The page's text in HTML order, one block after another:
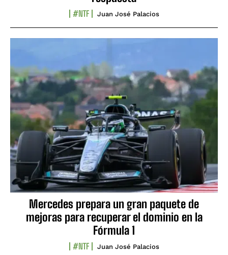
#NTF Juan José Palacios
Mercedes prepara un gran paquete de
mejoras para recuperar el dominio en la
Fórmula 1
#NTF Juan José Palacios